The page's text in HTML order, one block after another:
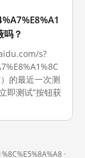
吗？
s?
的最近一次测
即测试”按钮获
·